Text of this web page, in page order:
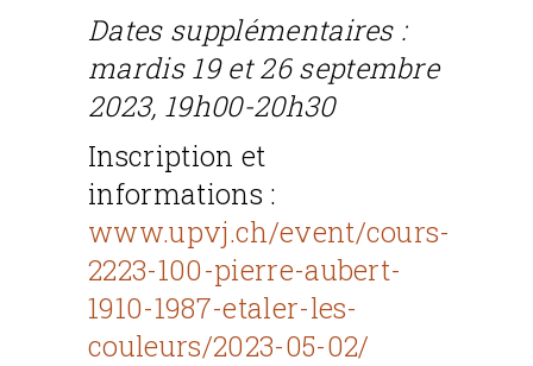
Dates supplémentaires :
mardis 19 et 26 septembre
2023, 19h00-20h30
Inscription et
informations :
www.upvj.ch/event/cours-
2223-100-pierre-aubert-
1910-1987-etaler-les-
couleurs/2023-05-02/